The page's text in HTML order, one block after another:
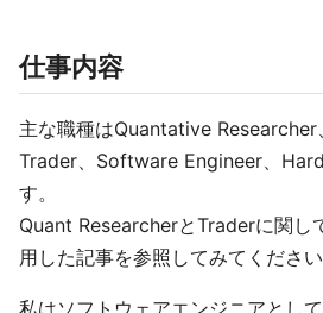
仕事内容
主な職種はQuantative
Trader、Software Engineer、
す。
Quant ResearcherとTraderに関し
用した記事を参照してみてください
私はソフトウェアエンジニアとし